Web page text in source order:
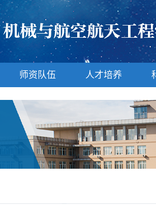
师资队伍 人才培养